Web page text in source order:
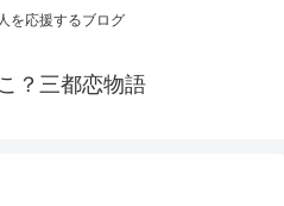
を応援するブログ
？三都恋物語